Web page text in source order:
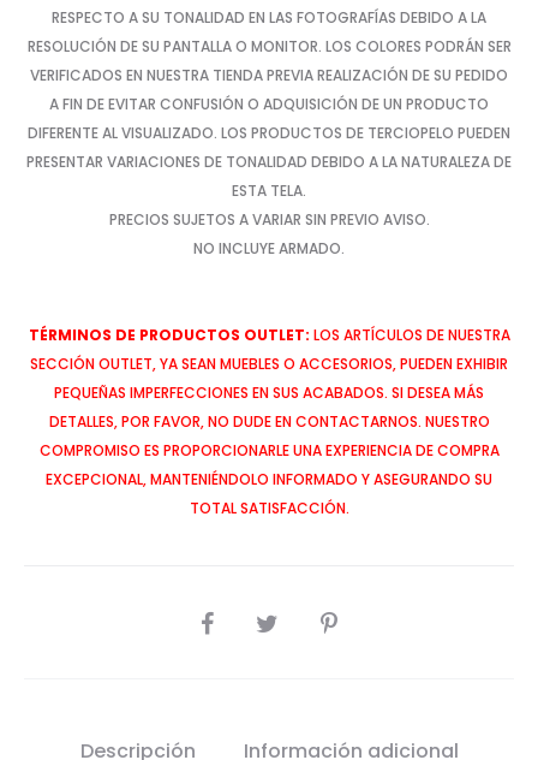
RESPECTO A SU TONALIDAD EN LAS FOTOGRAFÍAS DEBIDO A LA
RESOLUCIÓN DE SU PANTALLA O MONITOR. LOS COLORES PODRÁN SER
VERIFICADOS EN NUESTRA TIENDA PREVIA REALIZACIÓN DE SU PEDIDO
A FIN DE EVITAR CONFUSIÓN O ADQUISICIÓN DE UN PRODUCTO
DIFERENTE AL VISUALIZADO. LOS PRODUCTOS DE TERCIOPELO PUEDEN
PRESENTAR VARIACIONES DE TONALIDAD DEBIDO A LA NATURALEZA DE
ESTA TELA.
PRECIOS SUJETOS A VARIAR SIN PREVIO AVISO.
NO INCLUYE ARMADO.
TÉRMINOS DE PRODUCTOS OUTLET: LOS ARTÍCULOS DE NUESTRA
SECCIÓN OUTLET, YA SEAN MUEBLES O ACCESORIOS, PUEDEN EXHIBIR
PEQUEÑAS IMPERFECCIONES EN SUS ACABADOS. SI DESEA MÁS
DETALLES, POR FAVOR, NO DUDE EN CONTACTARNOS. NUESTRO
COMPROMISO ES PROPORCIONARLE UNA EXPERIENCIA DE COMPRA
EXCEPCIONAL, MANTENIÉNDOLO INFORMADO Y ASEGURANDO SU
TOTAL SATISFACCIÓN.
SHARE
Descripción Información adicional